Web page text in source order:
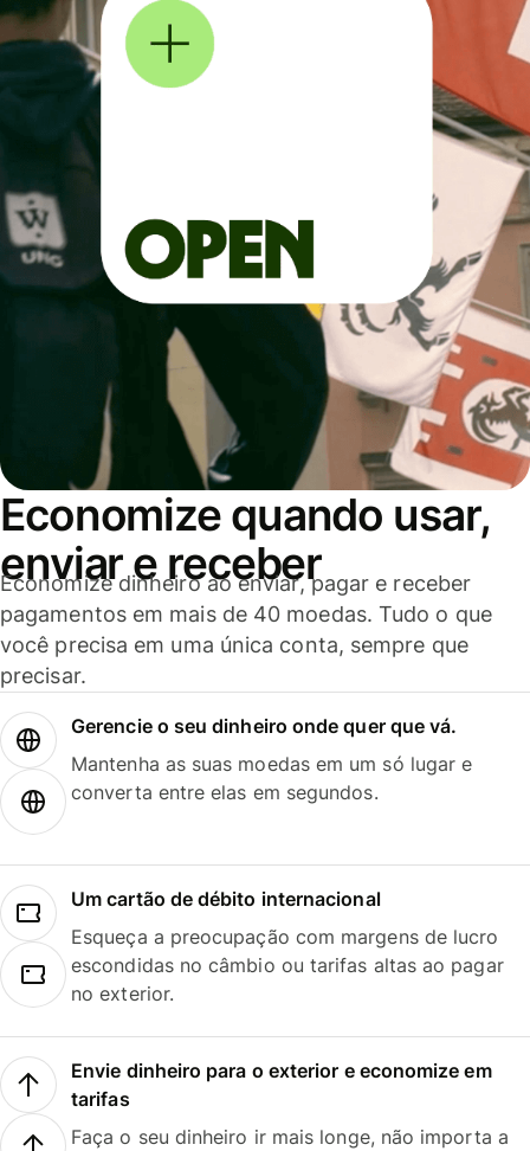
Economize quando usar,
enviar e receber
Economize dinheiro ao enviar, pagar e receber
pagamentos em mais de 40 moedas. Tudo o que
você precisa em uma única conta, sempre que
precisar.
Gerencie o seu dinheiro onde quer que vá.
Mantenha as suas moedas em um só lugar e
converta entre elas em segundos.
Um cartão de débito internacional
Esqueça a preocupação com margens de lucro
escondidas no câmbio ou tarifas altas ao pagar
no exterior.
Envie dinheiro para o exterior e economize em
tarifas
Faça o seu dinheiro ir mais longe, não importa a